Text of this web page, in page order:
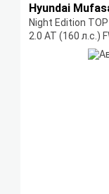
Hyundai
Night Edition TOP
2.0 AT (160 л.с.)